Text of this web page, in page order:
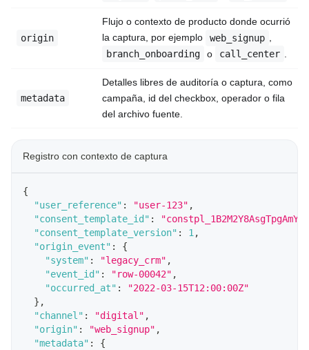
origin
Flujo o contexto de producto donde ocurrió
la captura, por ejemplo
web_signup
branch_onboarding
o call_center
metadata
Detalles libres de auditoría o captura, como
campaña, id del checkbox, operador o fila
del archivo fuente.
Registro con contexto de captura
{
"user_reference" : "user-123" ,
"consent_template_id" :
"consent_template_version" : 1 ,
"origin_event" :
{
"system" : "legacy_crm" ,
"event_id" : "row-00042" ,
"occurred_at" :
"2022-03-15T12:00:00Z"
} ,
"channel" : "digital" ,
"origin" : "web_signup" ,
"metadata" :
{